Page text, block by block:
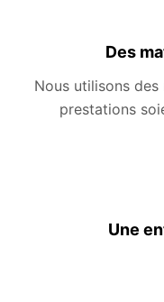
Des
Nous utilisons
prestations
Une